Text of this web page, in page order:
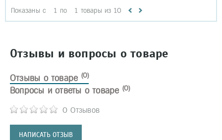
Показаны с 1 по 1 товары из 10
Отзывы и вопросы о товаре
Отзывы о товаре (0)
0 Отзывов
НАПИСАТЬ ОТЗЫВ
Вопросы и ответы о товаре (0)